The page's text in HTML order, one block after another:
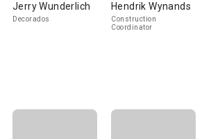
Jerry Wunderlich
Decorados
Hendrik Wynands
Construction
Coordinator